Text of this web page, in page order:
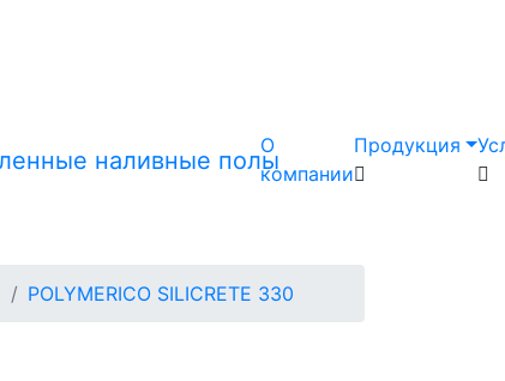
О
компании
Продукция
POLYMERICO SILICRETE 330